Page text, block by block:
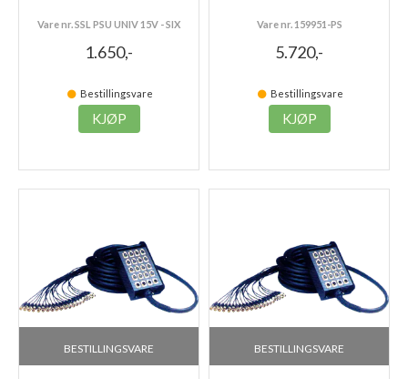
Vare nr. SSL PSU UNIV 15V - SIX
1.650,-
Bestillingsvare
KJØP
Vare nr. 159951-PS
5.720,-
Bestillingsvare
KJØP
BESTILLINGSVARE BESTILLINGSVARE